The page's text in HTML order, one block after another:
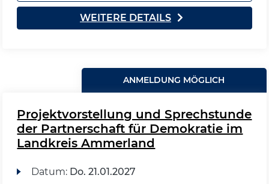
WEITERE DETAILS
ANMELDUNG MÖGLICH
Projektvorstellung und Sprechstunde
der Partnerschaft für Demokratie im
Landkreis Ammerland
Datum: Do. 21.01.2027